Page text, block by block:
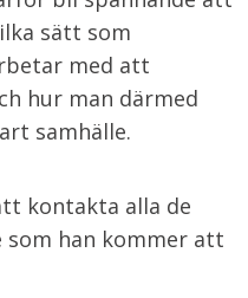
sätt som
med att
hur man därmed
samhälle.
kontakta alla de
som han kommer att